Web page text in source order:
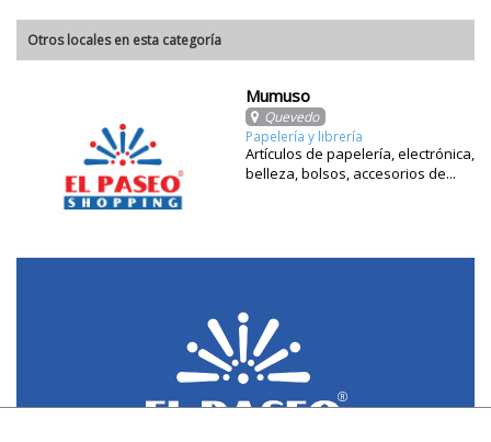
Otros locales en esta categoría
Mumuso
Quevedo
Papelería y librería
Artículos de papelería, electrónica,
belleza, bolsos, accesorios de...